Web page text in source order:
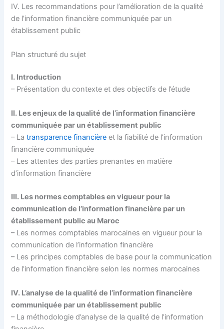
IV. Les recommandations pour l’amélioration de la qualité
de l’information financière communiquée par un
établissement public
Plan structuré du sujet
I. Introduction
– Présentation du contexte et des objectifs de l’étude
II. Les enjeux de la qualité de l’information financière
communiquée par un établissement public
– Latransparence financière et la fiabilité de l’information
financière communiquée
– Les attentes des parties prenantes en matière
d’information financière
III. Les normes comptables en vigueur pour la
communication de l’information financière par un
établissement public au Maroc
– Les normes comptables marocaines en vigueur pour la
communication de l’information financière
– Les principes comptables de base pour la communication
de l’information financière selon les normes marocaines
IV. L’analyse de la qualité de l’information financière
communiquée par un établissement public
– La méthodologie d’analyse de la qualité de l’information